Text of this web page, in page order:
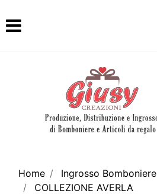
Open
Home
Ingrosso Bomboniere
COLLEZIONE AVERLA